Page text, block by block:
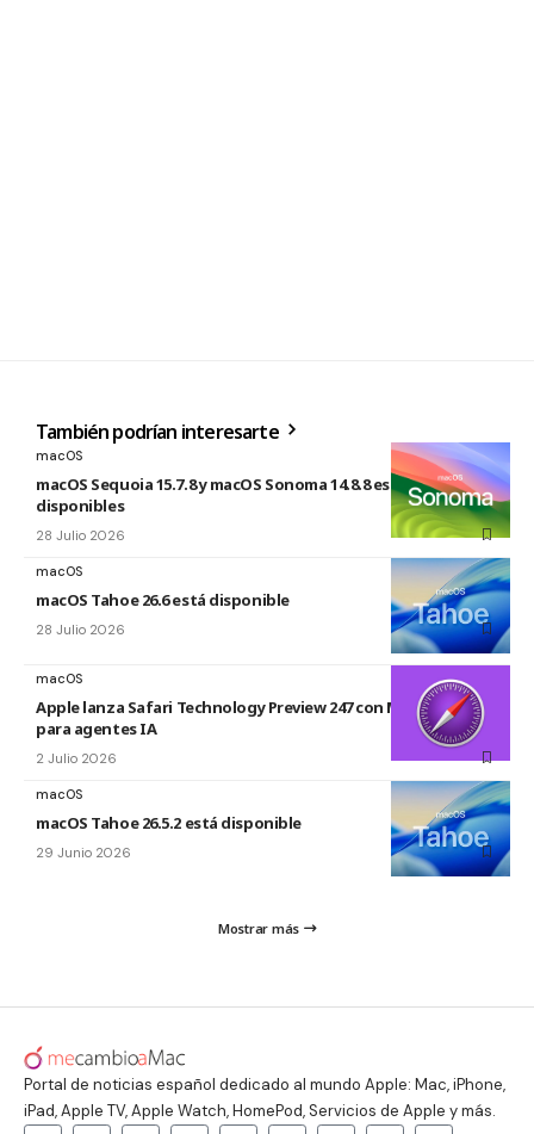
También podrían interesarte
macOS
macOS Sequoia 15.7.8 y macOS Sonoma 14.8.8 están
disponibles
28 Julio 2026
macOS
macOS Tahoe 26.6 está disponible
28 Julio 2026
macOS
Apple lanza Safari Technology Preview 247 con MCP Server
para agentes IA
2 Julio 2026
macOS
macOS Tahoe 26.5.2 está disponible
29 Junio 2026
Mostrar más
Portal de noticias español dedicado al mundo Apple: Mac, iPhone,
iPad, Apple TV, Apple Watch, HomePod, Servicios de Apple y más.